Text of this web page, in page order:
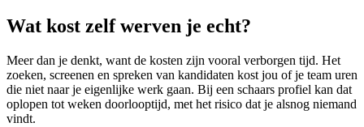
Wat kost zelf werven je echt?
Meer dan je denkt, want de kosten zijn vooral verborgen tijd. Het
zoeken, screenen en spreken van kandidaten kost jou of je team uren
die niet naar je eigenlijke werk gaan. Bij een schaars profiel kan dat
oplopen tot weken doorlooptijd, met het risico dat je alsnog niemand
vindt.